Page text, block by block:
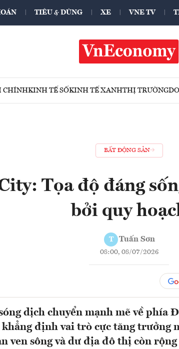
TIÊU & DÙNG XE VNE TV
CHÍNHKINH TẾ SỐKINH TẾ XANHTHỊ TRƯỜNG
BẤT ĐỘNG SẢN
Tọa độ đáng
bởi quy
T Tuấn Sơn
08:00, 08/07/2026
dịch chuyển mạnh mẽ về phía
khẳng định vai trò cực tăng trưởng
ven sông và dư địa đô thị còn